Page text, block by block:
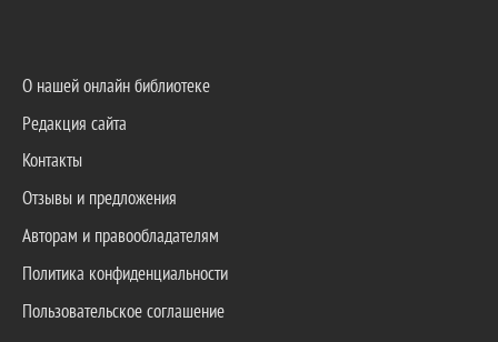
О нашей онлайн библиотеке
Редакция сайта
Контакты
Отзывы и предложения
Авторам и правообладателям
Политика конфиденциальности
Пользовательское соглашение